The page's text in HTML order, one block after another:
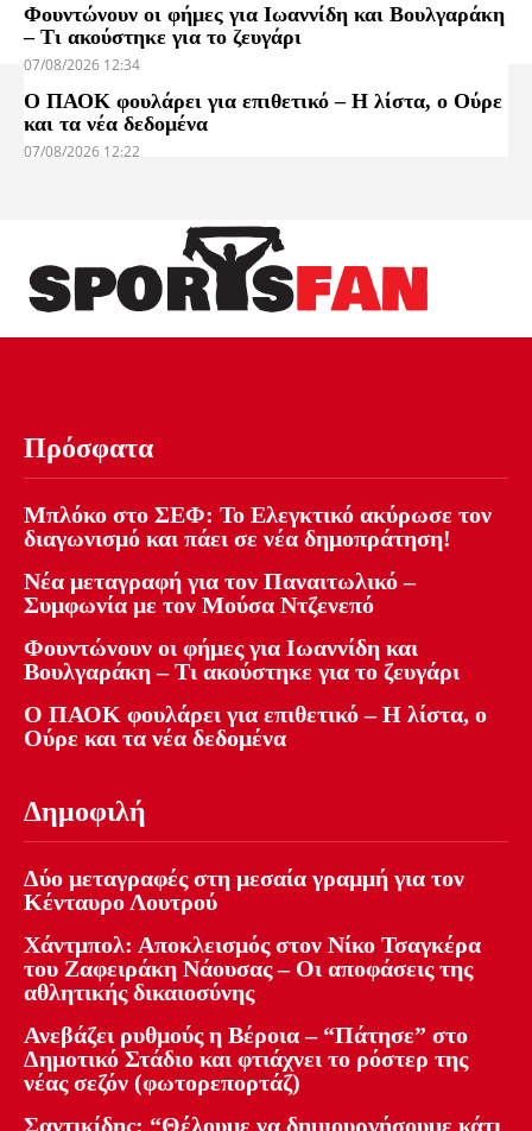
Φουντώνουν οι φήμες για Ιωαννίδη και Βουλγαράκη
– Τι ακούστηκε για το ζευγάρι
07/08/2026 12:34
Ο ΠΑΟΚ φουλάρει για επιθετικό – Η λίστα, ο Ούρε
και τα νέα δεδομένα
07/08/2026 12:22
Πρόσφατα
Μπλόκο στο ΣΕΦ: Το Ελεγκτικό ακύρωσε τον
διαγωνισμό και πάει σε νέα δημοπράτηση!
Νέα μεταγραφή για τον Παναιτωλικό –
Συμφωνία με τον Μούσα Ντζενεπό
Φουντώνουν οι φήμες για Ιωαννίδη και
Βουλγαράκη – Τι ακούστηκε για το ζευγάρι
Ο ΠΑΟΚ φουλάρει για επιθετικό – Η λίστα, ο
Ούρε και τα νέα δεδομένα
Δημοφιλή
Δύο μεταγραφές στη μεσαία γραμμή για τον
Κένταυρο Λουτρού
Χάντμπολ: Αποκλεισμός στον Νίκο Τσαγκέρα
του Ζαφειράκη Νάουσας – Οι αποφάσεις της
αθλητικής δικαιοσύνης
Ανεβάζει ρυθμούς η Βέροια – “Πάτησε” στο
Δημοτικό Στάδιο και φτιάχνει το ρόστερ της
νέας σεζόν (φωτορεπορτάζ)
Σαντικίδης: “Θέλουμε να δημιουργήσουμε κάτι